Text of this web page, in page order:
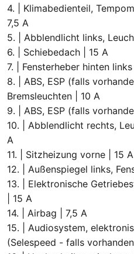
4. | Klimabedienteil,
7,5 A
5. | Abblendlicht links,
6. | Schiebedach | 15 A
7. | Fensterheber hinten
8. | ABS, ESP (falls
Bremsleuchten | 10 A
9. | ABS, ESP (falls
10. | Abblendlicht rechts,
A
11. | Sitzheizung vorne | 15 A
12. | Außenspiegel links,
13. | Elektronische
| 15 A
14. | Airbag | 7,5 A
15. | Audiosystem,
(Selespeed - falls